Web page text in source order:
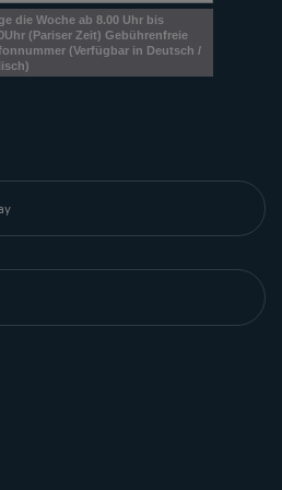
die Woche ab 8.00 Uhr bis
(Pariser Zeit) Gebührenfreie
(Verfügbar in Deutsch /